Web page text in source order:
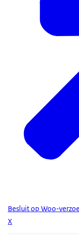
Besluit op Woo-
X